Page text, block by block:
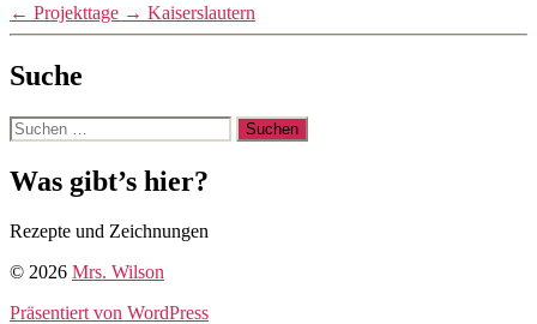
← Projekttage → Kaiserslautern
Suche
Suche
nach:
Was gibt’s hier?
Rezepte und Zeichnungen
© 2026 Mrs. Wilson
Präsentiert von WordPress